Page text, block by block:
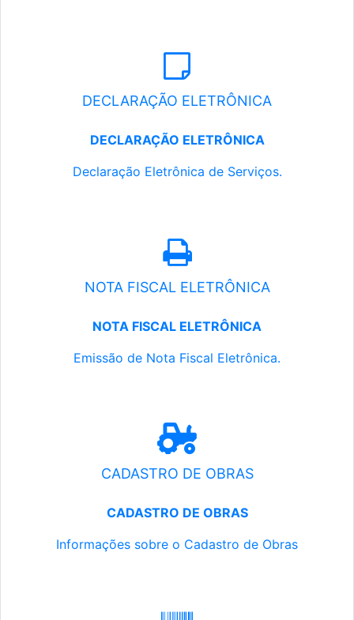
DECLARAÇÃO ELETRÔNICA
DECLARAÇÃO ELETRÔNICA
Declaração Eletrônica de Serviços.
NOTA FISCAL ELETRÔNICA
NOTA FISCAL ELETRÔNICA
Emissão de Nota Fiscal Eletrônica.
CADASTRO DE OBRAS
CADASTRO DE OBRAS
Informações sobre o Cadastro de Obras